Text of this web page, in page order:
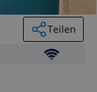
Teilen